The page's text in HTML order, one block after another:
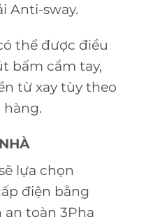
Anti-sway.
thể được điều
bấm cầm tay,
từ xay tùy theo
hàng.
lựa chọn
điện bằng
toàn 3Pha